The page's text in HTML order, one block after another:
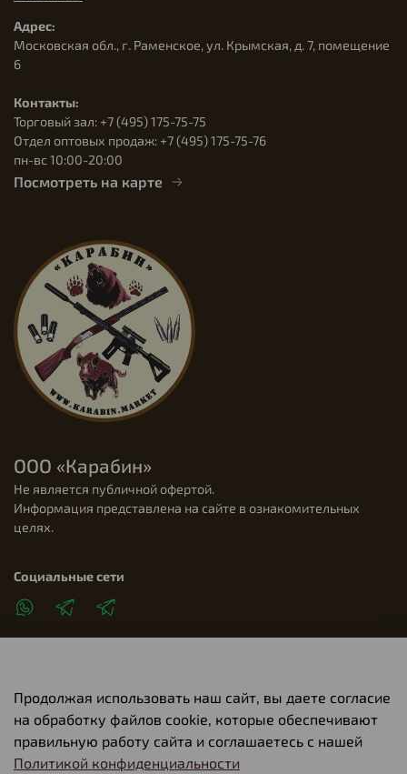
Адрес:
Московская обл., г. Раменское, ул. Крымская, д. 7, помещение
6
Контакты:
Торговый зал: +7 (495) 175-75-75
Отдел оптовых продаж: +7 (495) 175-75-76
пн-вс 10:00-20:00
Посмотреть на карте
Клиентам
О компании
ООО «Карабин»
Не является публичной офертой.
Информация представлена на сайте в ознакомительных
целях.
Социальные сети
Продолжая использовать наш сайт, вы даете согласие
на обработку файлов cookie, которые обеспечивают
правильную работу сайта и соглашаетесь с нашей
Политикой конфиденциальности